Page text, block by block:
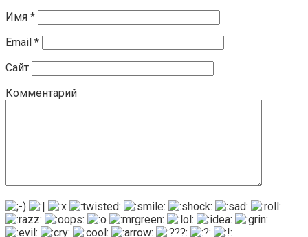
Имя *
Email *
Сайт
Комментарий